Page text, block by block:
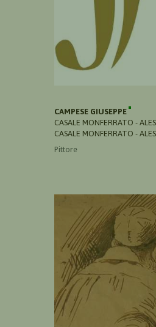
CAMPESE GIUSEPPE
CASALE MONFERRATO -
CASALE MONFERRATO -
Pittore